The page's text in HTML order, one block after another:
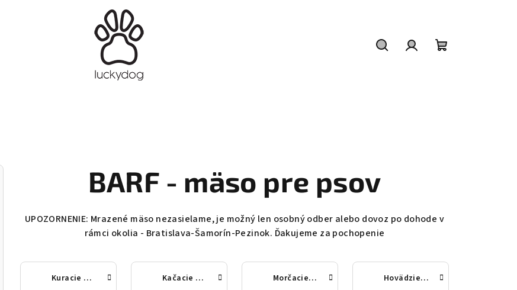
BARF - mäso pre psov
UPOZORNENIE: Mrazené mäso nezasielame, je možný len osobný odber alebo dovoz po dohode v
rámci okolia - Bratislava-Šamorín-Pezinok. Ďakujeme za pochopenie
Kuracie mäso Kačacie mäso Morčacie mäso Hovädzie mäso